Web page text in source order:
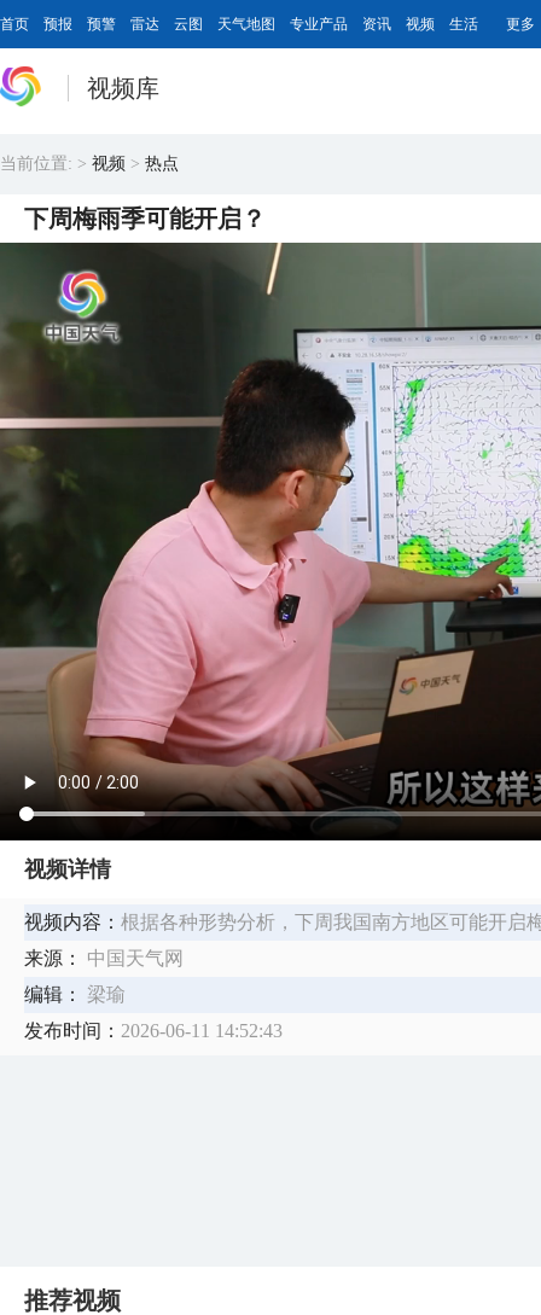
首页 预报 预警 雷达 云图 天气地图 专业产品 资讯 视频 生活 更多
视频库
当前位置: > 视频 > 热点
下周梅雨季可能开启？
视频详情
视频内容： 根据各种形势分析，下周我国南方地区可能开启
来源：
中国天气网
编辑：
梁瑜
发布时间： 2026-06-11 14:52:43
推荐视频